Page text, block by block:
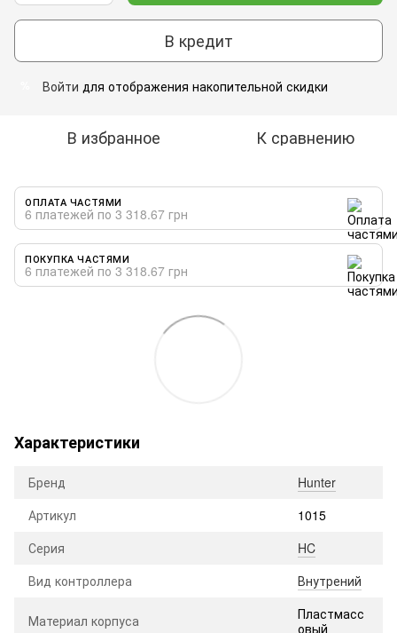
В кредит
Войти для отображения накопительной скидки
В избранное К сравнению
ОПЛАТА ЧАСТЯМИ
6 платежей по 3 318.67 грн
ПОКУПКА ЧАСТЯМИ
6 платежей по 3 318.67 грн
Характеристики
Бренд
Hunter
Артикул
1015
Серия
HC
Вид контроллера
Внутрений
Материал корпуса
Пластмасс
овый